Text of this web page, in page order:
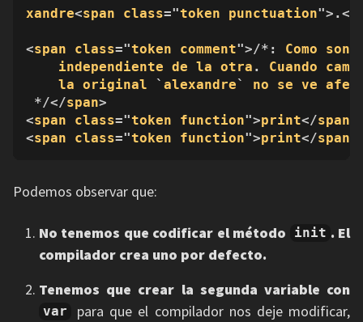
xandre<span class="token punctuation">.</
<span class="token comment">/*: Como son
independiente de la otra . Cuando
la original `alexandre ` no se ve
*/</span>
<span class="token function">print</span
<span class="token function">print</span
Podemos observar que:
No tenemos que codificar el método init . El
compilador crea uno por defecto.
Tenemos que crear la segunda variable con
var
para que el compilador nos deje modificar,